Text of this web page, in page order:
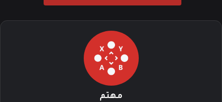
مهتم